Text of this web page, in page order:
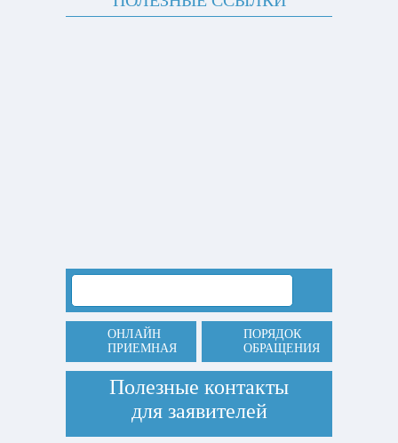
ОНЛАЙН
ПРИЕМНАЯ
ПОРЯДОК
ОБРАЩЕНИЯ
Полезные контакты
для заявителей